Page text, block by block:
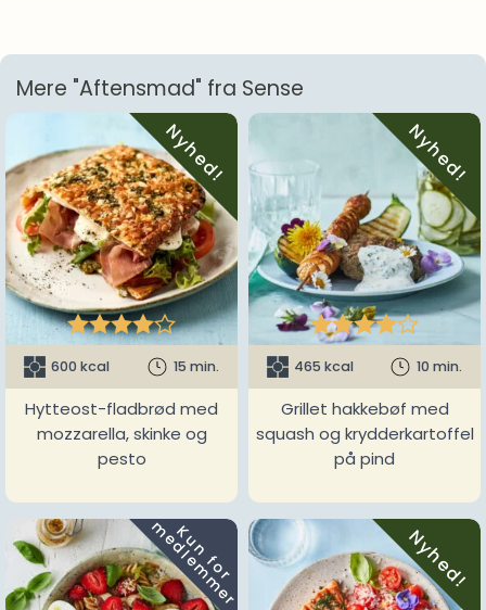
Mere "Aftensmad" fra Sense
Nyhed!

600 kcal 15 min.
Hytteost-fladbrød med
mozzarella, skinke og
pesto
Nyhed!

465 kcal 10 min.
Grillet hakkebøf med
squash og krydderkartoffel
på pind
K
u
n
f
o
r
m
e
d
l
e
m
m
e
r Nyhed!